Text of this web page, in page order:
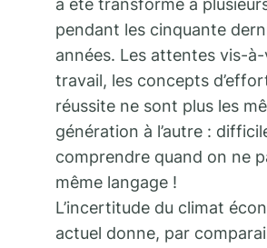
a été transformé à
pendant les cinquante
années. Les attentes vis-à-
travail, les concepts
réussite ne sont plus les
génération à l’autre :
comprendre quand on ne
même langage !
L’incertitude du climat
actuel donne, par